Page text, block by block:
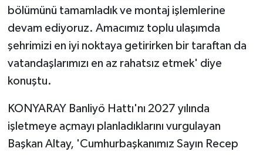
bölümünü tamamladık ve montaj işlemlerine
devam ediyoruz. Amacımız toplu ulaşımda
şehrimizi en iyi noktaya getirirken bir taraftan da
vatandaşlarımızı en az rahatsız etmek' diye
konuştu.
KONYARAY Banliyö Hattı'nı 2027 yılında
işletmeye açmayı planladıklarını vurgulayan
Başkan Altay, 'Cumhurbaşkanımız Sayın Recep